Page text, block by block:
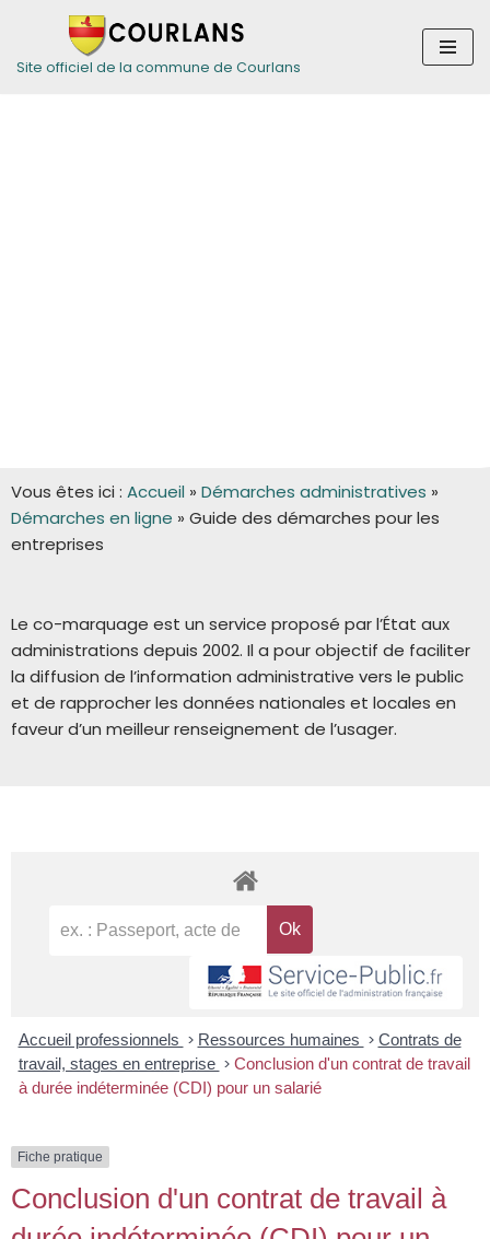
Aller
Site officiel de la commune de Courlans
Vous êtes ici : Accueil » Démarches administratives »
Démarches en ligne » Guide des démarches pour les
entreprises
Le co-marquage est un service proposé par l’État aux
administrations depuis 2002. Il a pour objectif de faciliter
la diffusion de l’information administrative vers le public
et de rapprocher les données nationales et locales en
faveur d’un meilleur renseignement de l’usager.
Accueil professionnels > Ressources humaines > Contrats de
travail, stages en entreprise > Conclusion d'un contrat de travail
à durée indéterminée (CDI) pour un salarié
Fiche pratique
Conclusion d'un contrat de travail à